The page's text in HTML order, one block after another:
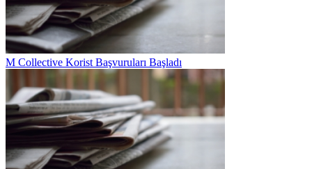
M Collective Korist Başvuruları Başladı